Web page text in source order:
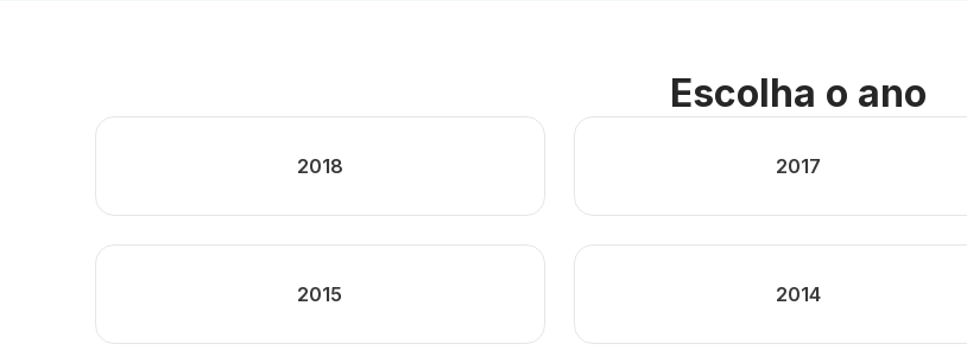
Escolha o ano
2018 2017
2015 2014